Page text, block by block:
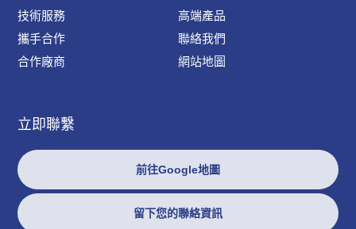
技術服務
高端產品
攜手合作
聯絡我們
合作廠商
網站地圖
立即聯繫
前往Google地圖
留下您的聯絡資訊